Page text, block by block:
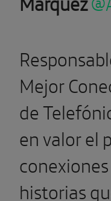
Mejor
de
en valor el
historias